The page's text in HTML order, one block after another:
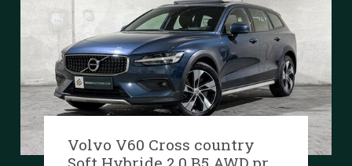
Volvo V60 Cross country